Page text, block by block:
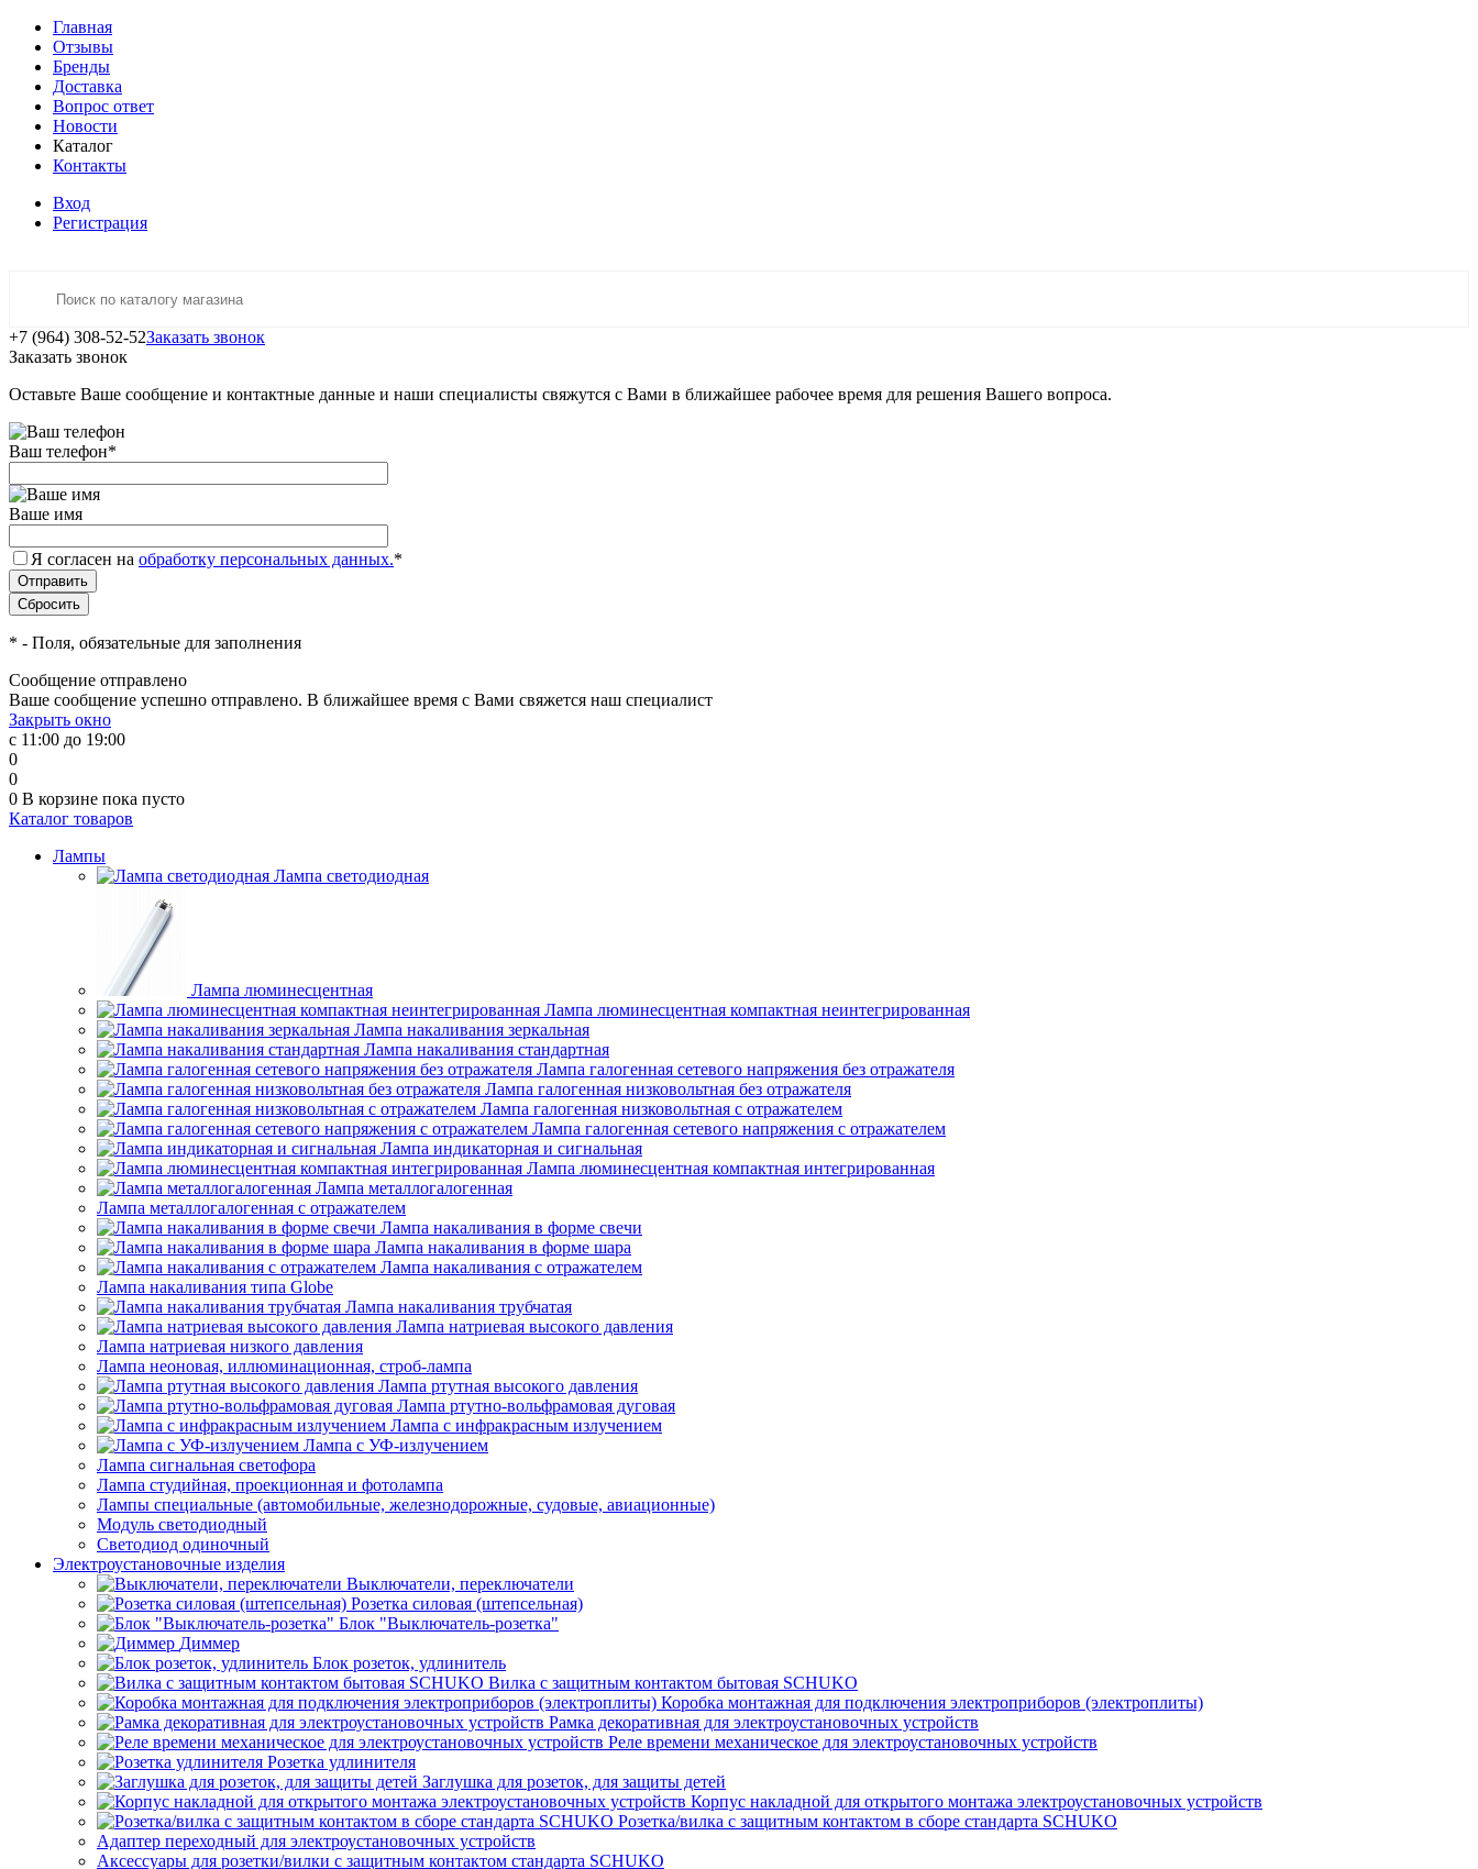
Главная
Отзывы
Бренды
Доставка
Вопрос ответ
Новости
Каталог
Контакты
Вход
Регистрация
+7 (964) 308-52-52Заказать звонок
Заказать звонок
Оставьте Ваше сообщение и контактные данные и наши специалисты свяжутся с Вами в ближайшее рабочее время для решения Вашего вопроса.
Ваш телефон*
Ваше имя
Я согласен на обработку персональных данных.*
* - Поля, обязательные для заполнения
Сообщение отправлено
Ваше сообщение успешно отправлено. В ближайшее время с Вами свяжется наш специалист
Закрыть окно
с 11:00 до 19:00
0
0
0 В корзине пока пусто
Каталог товаров
Лампы
Лампа светодиодная
Лампа люминесцентная
Лампа люминесцентная компактная неинтегрированная
Лампа накаливания зеркальная
Лампа накаливания стандартная
Лампа галогенная сетевого напряжения без отражателя
Лампа галогенная низковольтная без отражателя
Лампа галогенная низковольтная с отражателем
Лампа галогенная сетевого напряжения с отражателем
Лампа индикаторная и сигнальная
Лампа люминесцентная компактная интегрированная
Лампа металлогалогенная
Лампа металлогалогенная с отражателем
Лампа накаливания в форме свечи
Лампа накаливания в форме шара
Лампа накаливания с отражателем
Лампа накаливания типа Globe
Лампа накаливания трубчатая
Лампа натриевая высокого давления
Лампа натриевая низкого давления
Лампа неоновая, иллюминационная, строб-лампа
Лампа ртутная высокого давления
Лампа ртутно-вольфрамовая дуговая
Лампа с инфракрасным излучением
Лампа с УФ-излучением
Лампа сигнальная светофора
Лампа студийная, проекционная и фотолампа
Лампы специальные (автомобильные, железнодорожные, судовые, авиационные)
Модуль светодиодный
Светодиод одиночный
Электроустановочные изделия
Выключатели, переключатели
Розетка силовая (штепсельная)
Блок "Выключатель-розетка"
Диммер
Блок розеток, удлинитель
Вилка с защитным контактом бытовая SCHUKO
Коробка монтажная для подключения электроприборов (электроплиты)
Рамка декоративная для электроустановочных устройств
Реле времени механическое для электроустановочных устройств
Розетка удлинителя
Заглушка для розеток, для защиты детей
Корпус накладной для открытого монтажа электроустановочных устройств
Розетка/вилка с защитным контактом в сборе стандарта SCHUKO
Адаптер переходный для электроустановочных устройств
Аксессуары для розетки/вилки с защитным контактом стандарта SCHUKO